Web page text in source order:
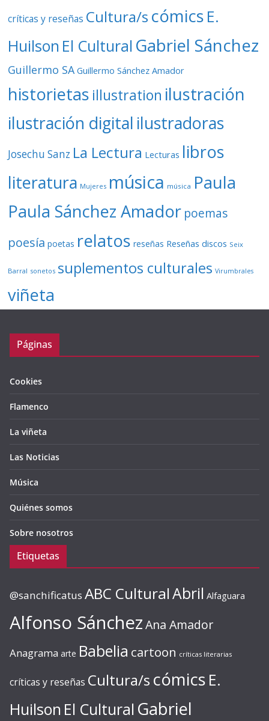
críticas y reseñas Cultura/s cómics E.
Huilson El Cultural Gabriel Sánchez
Guillermo SA Guillermo Sánchez Amador
historietas illustration ilustración
ilustración digital ilustradoras
Josechu Sanz La Lectura Lecturas libros
literatura Mujeres música música Paula
Paula Sánchez Amador poemas
poesía poetas relatos reseñas Reseñas discos Seix
Barral sonetos suplementos culturales Virumbrales
viñeta
Páginas
Cookies
Flamenco
La viñeta
Las Noticias
Música
Quiénes somos
Sobre nosotros
Etiquetas
@sanchificatus ABC CulturalAbril Alfaguara
Alfonso SánchezAna Amador
Anagrama arte Babelia cartoon críticas literarias
críticas y reseñas Cultura/s cómics E.
Huilson El Cultural Gabriel